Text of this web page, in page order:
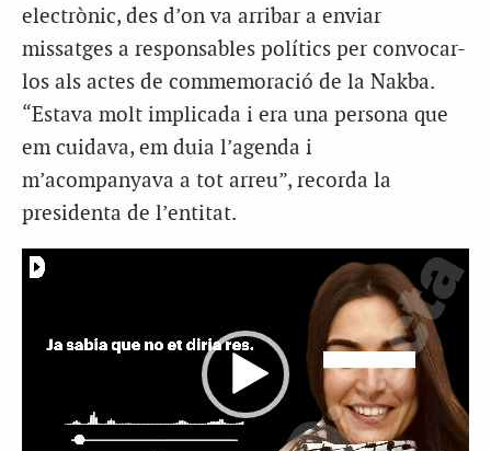
electrònic, des d’on va arribar a enviar
missatges a responsables polítics per convocar-
los als actes de commemoració de la Nakba.
“Estava molt implicada i era una persona que
em cuidava, em duia l’agenda i
m’acompanyava a tot arreu”, recorda la
presidenta de l’entitat.
Reproductor